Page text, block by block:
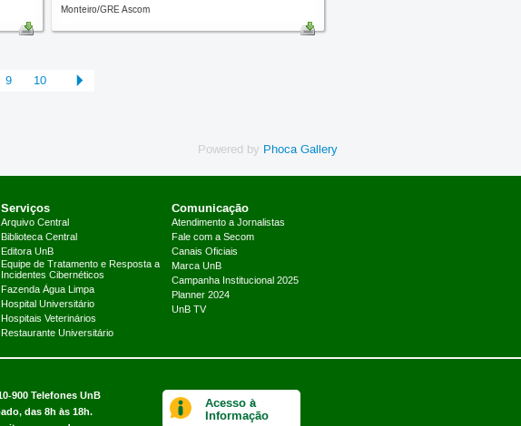
Monteiro/GRE Ascom
9 10
Powered by Phoca Gallery
Serviços
Arquivo Central
Biblioteca Central
Editora UnB
Equipe de Tratamento e Resposta a
Incidentes Cibernéticos
Fazenda Água Limpa
Hospital Universitário
Hospitais Veterinários
Restaurante Universitário
Comunicação
Atendimento a Jornalistas
Fale com a Secom
Canais Oficiais
Marca UnB
Campanha Institucional 2025
Planner 2024
UnB TV
900Telefones UnB
das 8h às 18h.
Acesso à
Informação